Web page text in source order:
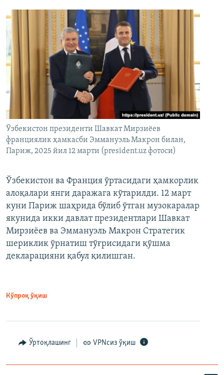
Ўзбекистон президенти Шавкат Мирзиёев
франциялик ҳамкасби Эммануэль Макрон билан,
Париж, 2025 йил 12 марти (president.uz фотоси)
Ўзбекистон ва Франция ўртасидаги ҳамкорлик
алоқалари янги даражага кўтарилди. 12 март
куни Париж шаҳрида бўлиб ўтган музокаралар
якунида икки давлат президентлари Шавкат
Мирзиёев ва Эммануэль Макрон Стратегик
шериклик ўрнатиш тўғрисидаги қўшма
декларацияни қабул қилишган.
Кўпроқ ўқиш
Ўртоқлашинг VPNсиз ўқиш